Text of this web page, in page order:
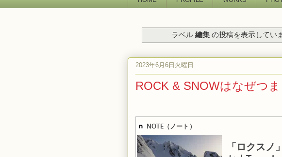
ラベル 編集の投稿を表示してい
2023年6月6日火曜日
ROCK & SNOWはなぜつ